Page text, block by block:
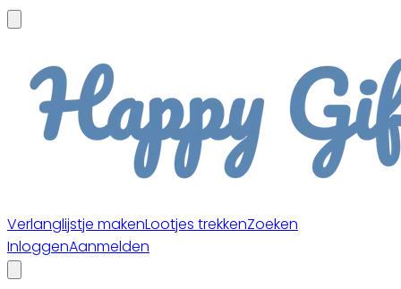
Verlanglijstje makenLootjes trekkenZoeken
InloggenAanmelden